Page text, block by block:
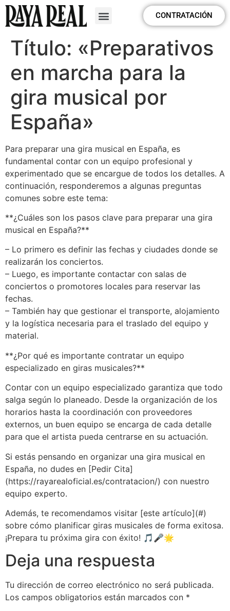
CONTRATACIÓN
Título: «Preparativos
en marcha para la
gira musical por
España»
Para preparar una gira musical en España, es
fundamental contar con un equipo profesional y
experimentado que se encargue de todos los detalles. A
continuación, responderemos a algunas preguntas
comunes sobre este tema:
**¿Cuáles son los pasos clave para preparar una gira
musical en España?**
– Lo primero es definir las fechas y ciudades donde se
realizarán los conciertos.
– Luego, es importante contactar con salas de
conciertos o promotores locales para reservar las
fechas.
– También hay que gestionar el transporte, alojamiento
y la logística necesaria para el traslado del equipo y
material.
**¿Por qué es importante contratar un equipo
especializado en giras musicales?**
Contar con un equipo especializado garantiza que todo
salga según lo planeado. Desde la organización de los
horarios hasta la coordinación con proveedores
externos, un buen equipo se encarga de cada detalle
para que el artista pueda centrarse en su actuación.
Si estás pensando en organizar una gira musical en
España, no dudes en [Pedir Cita]
(https://rayarealoficial.es/contratacion/) con nuestro
equipo experto.
Además, te recomendamos visitar [este artículo](#)
sobre cómo planificar giras musicales de forma exitosa.
¡Prepara tu próxima gira con éxito! 🎵🎤🌟
Deja una respuesta
Tu dirección de correo electrónico no será publicada.
Los campos obligatorios están marcados con *